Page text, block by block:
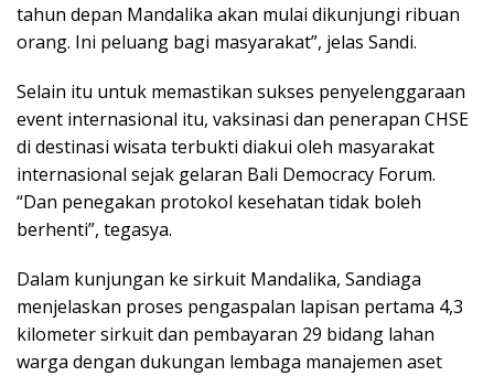
tahun depan Mandalika akan mulai dikunjungi ribuan
orang. Ini peluang bagi masyarakat”, jelas Sandi.
Selain itu untuk memastikan sukses penyelenggaraan
event internasional itu, vaksinasi dan penerapan CHSE
di destinasi wisata terbukti diakui oleh masyarakat
internasional sejak gelaran Bali Democracy Forum.
“Dan penegakan protokol kesehatan tidak boleh
berhenti”, tegasya.
Dalam kunjungan ke sirkuit Mandalika, Sandiaga
menjelaskan proses pengaspalan lapisan pertama 4,3
kilometer sirkuit dan pembayaran 29 bidang lahan
warga dengan dukungan lembaga manajemen aset